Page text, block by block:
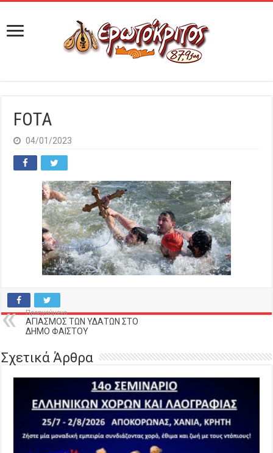
FOTA
04/01/2023
Προηγούμενο
ΑΓΙΑΣΜΟΣ ΤΩΝ ΥΔΑΤΩΝ ΣΤΟ
ΔΗΜΟ ΦΑΙΣΤΟΥ
Σχετικά Άρθρα